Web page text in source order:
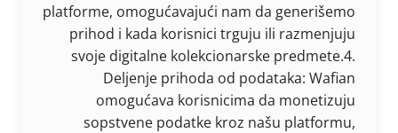
platforme, omogućavajući nam da generišemo
prihod i kada korisnici trguju ili razmenjuju
svoje digitalne kolekcionarske predmete.4.
Deljenje prihoda od podataka: Wafian
omogućava korisnicima da monetizuju
sopstvene podatke kroz našu platformu,